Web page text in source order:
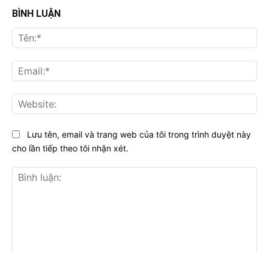
BÌNH LUẬN
Lưu tên, email và trang web của tôi trong trình duyệt này
cho lần tiếp theo tôi nhận xét.